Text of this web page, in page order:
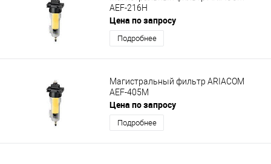
AEF-216H
Цена по запросу
Подробнее
Магистральный фильтр ARIACOM
AEF-405M
Цена по запросу
Подробнее